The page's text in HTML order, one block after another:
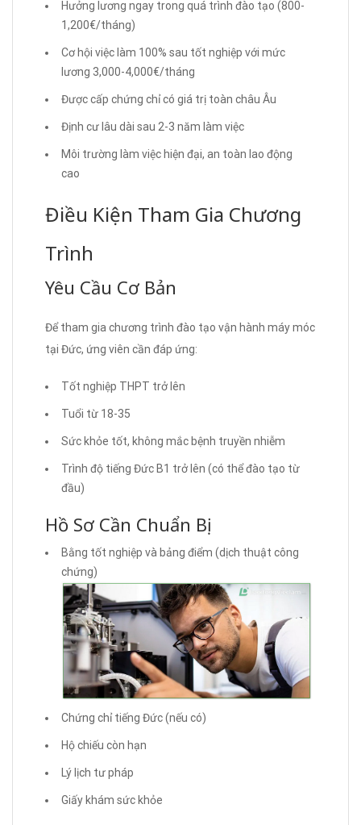
Hưởng lương ngay trong quá trình đào tạo (800-
1,200€/tháng)
Cơ hội việc làm 100% sau tốt nghiệp với mức
lương 3,000-4,000€/tháng
Được cấp chứng chỉ có giá trị toàn châu Âu
Định cư lâu dài sau 2-3 năm làm việc
Môi trường làm việc hiện đại, an toàn lao động
cao
Điều Kiện Tham Gia Chương
Trình
Yêu Cầu Cơ Bản
Để tham gia chương trình đào tạo vận hành máy móc
tại Đức, ứng viên cần đáp ứng:
Tốt nghiệp THPT trở lên
Tuổi từ 18-35
Sức khỏe tốt, không mắc bệnh truyền nhiễm
Trình độ tiếng Đức B1 trở lên (có thể đào tạo từ
đầu)
Hồ Sơ Cần Chuẩn Bị
Bằng tốt nghiệp và bảng điểm (dịch thuật công
chứng)
Chứng chỉ tiếng Đức (nếu có)
Hộ chiếu còn hạn
Lý lịch tư pháp
Giấy khám sức khỏe